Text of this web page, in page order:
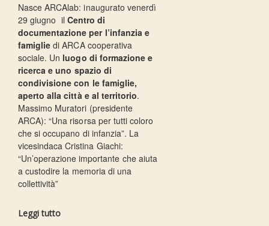
Nasce ARCAlab: inaugurato venerdì
29 giugno il Centro di
documentazione per l’infanzia e
famiglie di ARCA cooperativa
sociale. Un luogo di formazione e
ricerca e uno spazio di
condivisione con le famiglie,
aperto alla città e al territorio.
Massimo Muratori (presidente
ARCA): “Una risorsa per tutti coloro
che si occupano di infanzia”. La
vicesindaca Cristina Giachi:
“Un’operazione importante che aiuta
a custodire la memoria di una
collettività”
Leggi tutto